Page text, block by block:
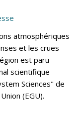
atmosphériques
et les crues
est paru
scientifique
Sciences" de
(EGU).